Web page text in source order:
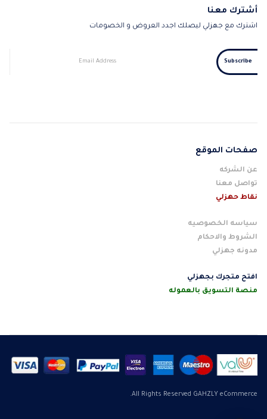
أشترك معنا
اشترك مع جهزلي ليصلك اجدد العروض و الخصومات
صفحات الموقع
عن الشركه
تواصل معنا
نقاط حهزلي
سياسه الخصوصيه
الشروط والاحكام
مدونه جهزلي
افتح متجرك بجهزلي
منصة التسويق بالعموله
All Rights Reserved GAHZLY eCommerce.